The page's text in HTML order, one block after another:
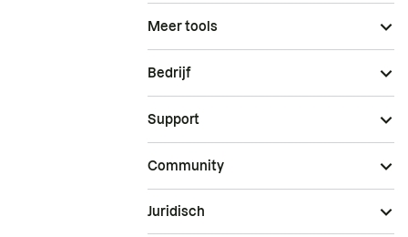
Meer tools
Bedrijf
Support
Community
Juridisch